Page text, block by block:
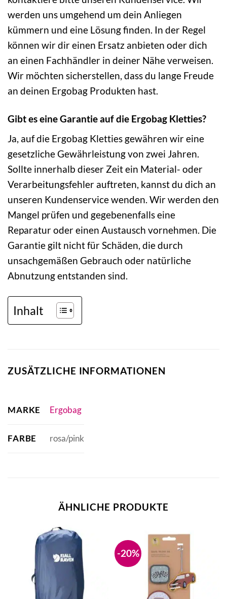
werden uns umgehend um dein Anliegen
kümmern und eine Lösung finden. In der Regel
können wir dir einen Ersatz anbieten oder dich
an einen Fachhändler in deiner Nähe verweisen.
Wir möchten sicherstellen, dass du lange Freude
an deinen Ergobag Produkten hast.
Gibt es eine Garantie auf die Ergobag Kletties?
Ja, auf die Ergobag Kletties gewähren wir eine
gesetzliche Gewährleistung von zwei Jahren.
Sollte innerhalb dieser Zeit ein Material- oder
Verarbeitungsfehler auftreten, kannst du dich an
unseren Kundenservice wenden. Wir werden den
Mangel prüfen und gegebenenfalls eine
Reparatur oder einen Austausch vornehmen. Die
Garantie gilt nicht für Schäden, die durch
unsachgemäßen Gebrauch oder natürliche
Abnutzung entstanden sind.
Inhalt
ZUSÄTZLICHE INFORMATIONEN
MARKE Ergobag
FARBE rosa/pink
ÄHNLICHE PRODUKTE
-20%